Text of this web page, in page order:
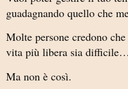
guadagnando quello che
Molte persone credono
vita più libera sia difficile…
Ma non è così.